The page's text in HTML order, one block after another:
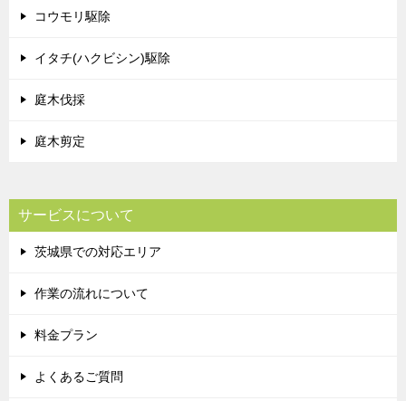
コウモリ駆除
イタチ(ハクビシン)駆除
庭木伐採
庭木剪定
サービスについて
茨城県での対応エリア
作業の流れについて
料金プラン
よくあるご質問